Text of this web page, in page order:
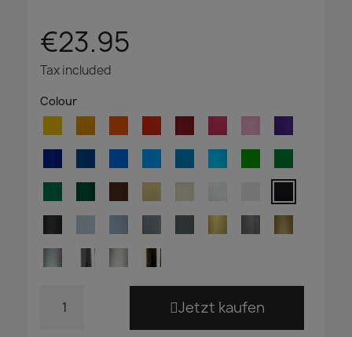
€23.95
Tax included
Colour
Jetzt kaufen